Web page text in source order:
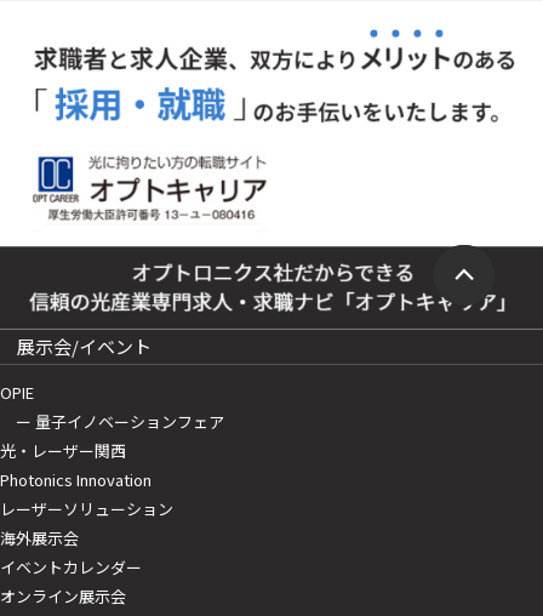
展示会/イベント
OPIE
ー 量子イノベーションフェア
光・レーザー関西
Photonics Innovation
レーザーソリューション
海外展示会
イベントカレンダー
オンライン展示会